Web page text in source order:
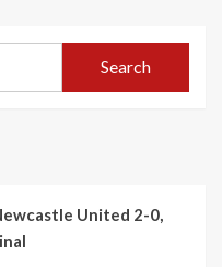
Search
United 2-0,